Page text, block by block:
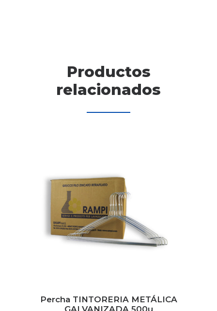
Productos
relacionados
Percha TINTORERIA METÁLICA
GALVANIZADA 500u